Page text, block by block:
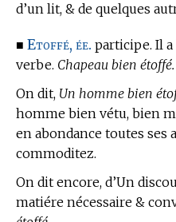
d’un lit, & de quelques
■ Etoffé, ée. participe. Il
verbe. Chapeau bien
On dit, Un homme bien
homme bien vétu, bien
en abondance toutes ses
commoditez.
On dit encore, d’Un
matiére nécessaire &